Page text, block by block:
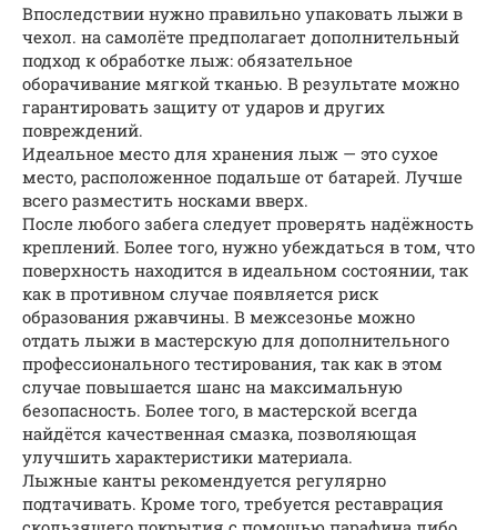
Впоследствии нужно правильно упаковать лыжи в
чехол. на самолёте предполагает дополнительный
подход к обработке лыж: обязательное
оборачивание мягкой тканью. В результате можно
гарантировать защиту от ударов и других
повреждений.
Идеальное место для хранения лыж — это сухое
место, расположенное подальше от батарей. Лучше
всего разместить носками вверх.
После любого забега следует проверять надёжность
креплений. Более того, нужно убеждаться в том, что
поверхность находится в идеальном состоянии, так
как в противном случае появляется риск
образования ржавчины. В межсезонье можно
отдать лыжи в мастерскую для дополнительного
профессионального тестирования, так как в этом
случае повышается шанс на максимальную
безопасность. Более того, в мастерской всегда
найдётся качественная смазка, позволяющая
улучшить характеристики материала.
Лыжные канты рекомендуется регулярно
подтачивать. Кроме того, требуется реставрация